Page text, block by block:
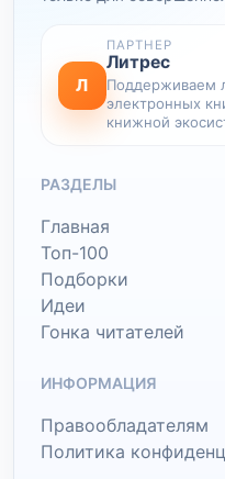
Л
ПАРТНЕР
Литрес
Поддерживаем
электронных
книжной
РАЗДЕЛЫ
Главная
Топ-100
Подборки
Идеи
Гонка читателей
ИНФОРМАЦИЯ
Правообладателям
Политика